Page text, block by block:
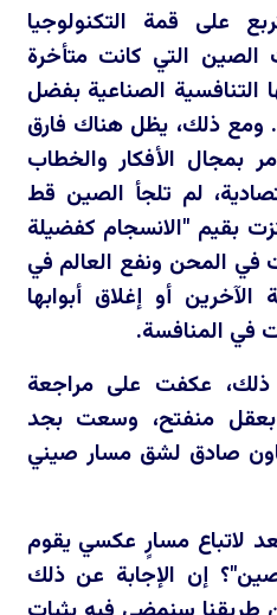
على قمة التكنولوجيا
الصين التي كانت متأخرة
التنافسية الصناعية بفضل
ومع ذلك، يظل هناك فارق
بمجال الأفكار والخطاب
لم تلجأ الصين قط
بقيم "الانسجام كفضيلة
في المحن ونفع العالم في
أو إغلاق أبوابها
في المنافسة.
عكفت على مراجعة
بعقل منفتح، وسعت بجد
صادق لشق مسار صيني
لاتباع مسارٍ عكسي يقوم
إن الإجابة عن ذلك